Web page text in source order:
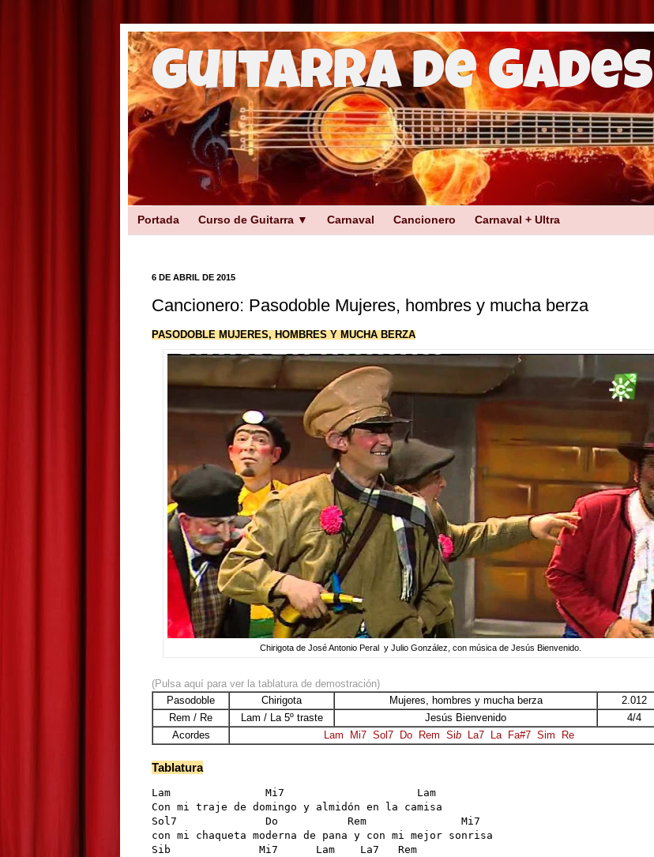
Guitarra de Gades
Portada Curso de Guitarra ▼ Carnaval Cancionero Carnaval + Ultra
6 DE ABRIL DE 2015
Cancionero: Pasodoble Mujeres, hombres y mucha berza
PASODOBLE MUJERES, HOMBRES Y MUCHA BERZA
Chirigota de José Antonio Peral y Julio González, con música de Jesús Bienvenido.
(Pulsa aquí para ver la tablatura de demostración)
Pasodoble
Chirigota Mujeres, hombres y mucha berza
2.012
Rem / Re
Lam / La 5º traste Jesús Bienvenido
4/4
Acordes
Lam Mi7 Sol7 Do Rem Sib La7 La Fa#7 Sim Re
Tablatura
Lam               Mi7                     Lam
Con mi traje de domingo y almidón en la camisa
Sol7              Do           Rem               Mi7
con mi chaqueta moderna de pana y con mi mejor sonrisa
Sib              Mi7      Lam    La7   Rem